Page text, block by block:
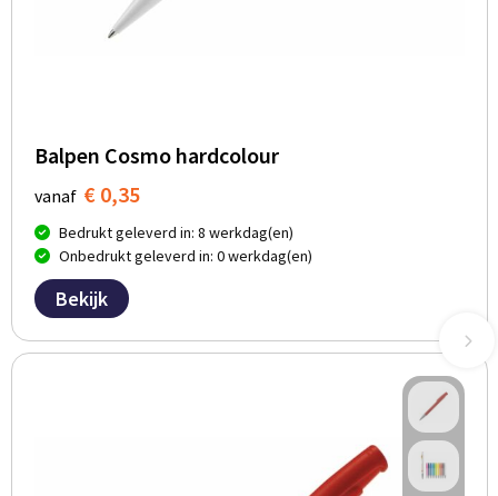
Balpen Cosmo hardcolour
vanaf € 0,35
Bedrukt geleverd in: 8 werkdag(en)
Onbedrukt geleverd in: 0 werkdag(en)
Bekijk